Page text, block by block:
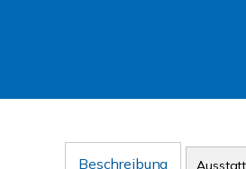
Beschreibung